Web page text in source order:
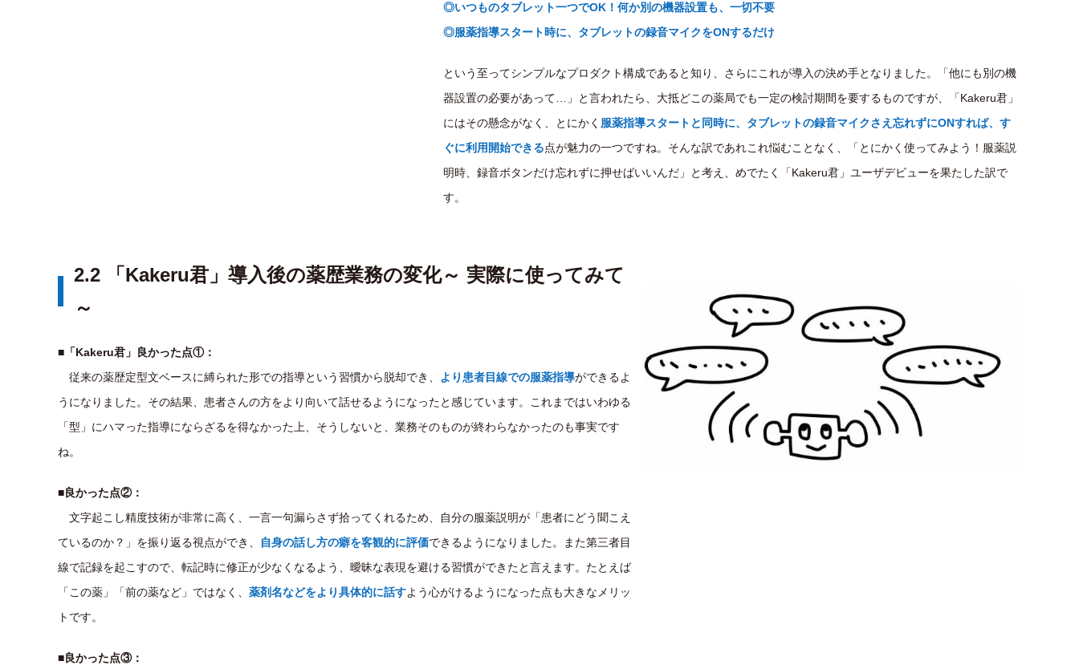
◎いつものタブレット一つでOK！何か別の機器設置も、一切不要
◎服薬指導スタート時に、タブレットの録音マイクをONするだけ
という至ってシンプルなプロダクト構成であると知り、さらにこれが導入の決め手となりました。「他にも別の機
器設置の必要があって…」と言われたら、大抵どこの薬局でも一定の検討期間を要するものですが、「Kakeru君」
にはその懸念がなく、とにかく 服薬指導スタートと同時に、タブレットの録音マイクさえ忘れずにONすれば、す
ぐに利用開始できる点が魅力の一つですね。そんな訳であれこれ悩むことなく、「とにかく使ってみよう！服薬説
明時、録音ボタンだけ忘れずに押せばいいんだ」と考え、めでたく「Kakeru君」ユーザデビューを果たした訳で
す。
2.2 「Kakeru君」導入後の薬歴業務の変化 ～ 実際に使ってみて
～
■「Kakeru君」良かった点①：
従来の薬歴定型文ベースに縛られた形での指導という習慣から脱却でき、
より患者目線での服薬指導ができるよ
うになりました。その結果、患者さんの方をより向いて話せるようになったと感じています。これまではいわゆる
「型」にハマった指導にならざるを得なかった上、そうしないと、業務そのものが終わらなかったのも事実です
ね。
■良かった点②：
文字起こし精度技術が非常に高く、一言一句漏らさず拾ってくれるため、自分の服薬説明が「患者にどう聞こえ
ているのか？」を振り返る視点ができ、
自身の話し方の癖を客観的に評価できるようになりました。また第三者目
線で記録を起こすので、転記時に修正が少なくなるよう、曖昧な表現を避ける習慣ができたと言えます。たとえば
「この薬」「前の薬など」ではなく、 薬剤名などをより具体的に話すよう心がけるようになった点も大きなメリッ
トです。
■良かった点③：